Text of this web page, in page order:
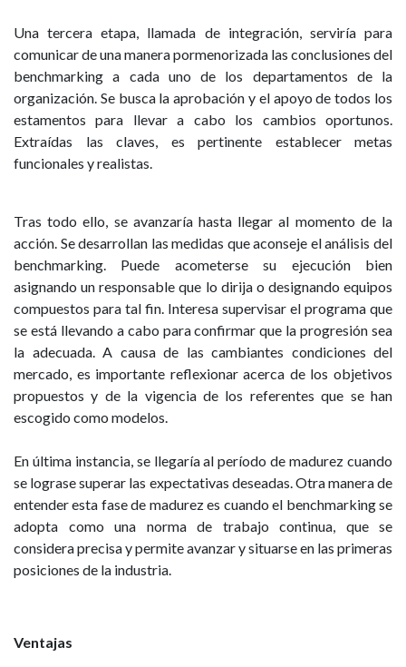
Una tercera etapa, llamada de integración, serviría para
comunicar de una manera pormenorizada las conclusiones del
benchmarking a cada uno de los departamentos de la
organización. Se busca la aprobación y el apoyo de todos los
estamentos para llevar a cabo los cambios oportunos.
Extraídas las claves, es pertinente establecer metas
funcionales y realistas.
Tras todo ello, se avanzaría hasta llegar al momento de la
acción. Se desarrollan las medidas que aconseje el análisis del
benchmarking. Puede acometerse su ejecución bien
asignando un responsable que lo dirija o designando equipos
compuestos para tal fin. Interesa supervisar el programa que
se está llevando a cabo para confirmar que la progresión sea
la adecuada. A causa de las cambiantes condiciones del
mercado, es importante reflexionar acerca de los objetivos
propuestos y de la vigencia de los referentes que se han
escogido como modelos.
En última instancia, se llegaría al período de madurez cuando
se lograse superar las expectativas deseadas. Otra manera de
entender esta fase de madurez es cuando el benchmarking se
adopta como una norma de trabajo continua, que se
considera precisa y permite avanzar y situarse en las primeras
posiciones de la industria.
Ventajas